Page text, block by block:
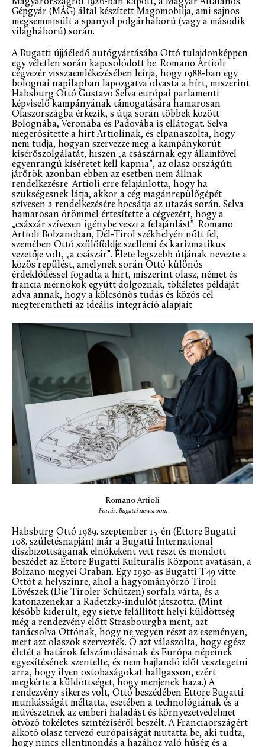
Gépgyár (MÁG) által készített Magomobilja, ami sajnos
megsemmisült a spanyol polgárháború (vagy a második
világháború) során.
A Bugatti újjáéledő autógyártásába Ottó tulajdonképpen
egy véletlen során kapcsolódott be. Romano Artioli
cégvezér visszaemlékezésében leírja, hogy 1988-ban egy
bolognai napilapban lapozgatva olvasta a hírt, miszerint
Habsburg Ottó Gustavo Selva európai parlamenti
képviselő kampányának támogatására hamarosan
Olaszországba érkezik, s útja során többek között
Bolognába, Veronába és Padovába is ellátogat. Selva
megerősítette a hírt Artiolinak, és elpanaszolta, hogy
nem tudja, hogyan szervezze meg a kampánykörút
kísérőszolgálatát, hiszen „a császárnak egy államfővel
egyenrangú kíséretet kell kapnia”, az olasz országúti
járőrök azonban ebben az esetben nem állnak
rendelkezésre. Artioli erre felajánlotta, hogy ha
szükségesnek látja, akkor a cég magánrepülőgépét
szívesen a rendelkezésére bocsátja az utazás során. Selva
hamarosan örömmel értesítette a cégvezért, hogy a
„császár szívesen igénybe veszi a felajánlást”. Romano
Artioli Bolzanoban, Dél-Tirol székhelyén nőtt fel,
szemében Ottó szülőföldje szellemi és karizmatikus
vezetője volt, „a császár”. Élete legszebb útjának nevezte a
közös repülést, amelynek során Ottó különös
érdeklődéssel fogadta a hírt, miszerint olasz, német és
francia mérnökök együtt dolgoznak, tökéletes példáját
adva annak, hogy a kölcsönös tudás és közös cél
megteremtheti az ideális integráció alapjait.
Romano Artioli
Forrás: Bugatti newsroom
Habsburg Ottó 1989. szeptember 15-én (Ettore Bugatti
108. születésnapján) már a Bugatti International
díszbizottságának elnökeként vett részt és mondott
beszédet az Ettore Bugatti Kulturális Központ avatásán, a
Bolzano megyei Oraban. Egy 1930-as Bugatti T49 vitte
Ottót a helyszínre, ahol a hagyományőrző Tiroli
Lövészek (Die Tiroler Schützen) sorfala várta, és a
katonazenekar a Radetzky-indulót játszotta. (Mint
később kiderült, egy sietve felállított helyi küldöttség
még a rendezvény előtt Strasbourgba ment, azt
tanácsolva Ottónak, hogy ne vegyen részt az eseményen,
mert azt olaszok szervezték. Ő azt válaszolta, hogy egész
életét a határok felszámolásának és Európa népeinek
egyesítésének szentelte, és nem hajlandó időt vesztegetni
arra, hogy ilyen ostobaságokat hallgasson, ezért
megkérte a küldöttséget, hogy menjenek haza.) A
rendezvény sikeres volt, Ottó beszédében Ettore Bugatti
munkásságát méltatta, esetében a technológiának és a
művészetnek az emberi haladást és környezetvédelmet
ötvöző tökéletes szintéziséről beszélt. A Franciaországért
alkotó olasz tervező európaiságát mutatta be, aki tudta,
hogy nincs ellentmondás a hazához való hűség és a